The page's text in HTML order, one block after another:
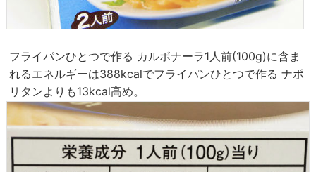
フライパンひとつで作る カルボナーラ1人前(100g)に含ま
れるエネルギーは388kcalでフライパンひとつで作る ナポ
リタンよりも13kcal高め。